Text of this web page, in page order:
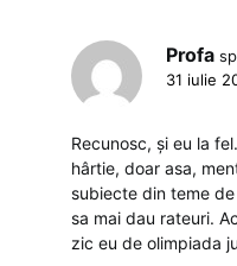
Profa
31 iulie
Recunosc, și eu la
hârtie, doar asa,
subiecte din teme
sa mai dau rateuri.
zic eu de olimpiada